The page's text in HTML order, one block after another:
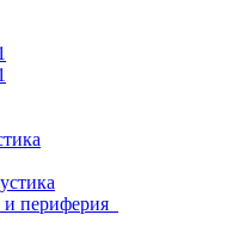
и периферия